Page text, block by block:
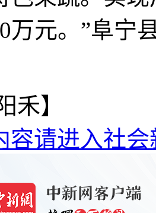
万元。”阜宁
禾】
容请进入社会